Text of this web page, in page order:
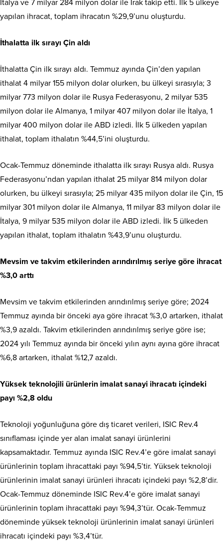
İtalya ve 7 milyar 284 milyon dolar ile Irak takip etti. İlk 5 ülkeye
yapılan ihracat, toplam ihracatın %29,9’unu oluşturdu.
İthalatta ilk sırayı Çin aldı
İthalatta Çin ilk sırayı aldı. Temmuz ayında Çin’den yapılan
ithalat 4 milyar 155 milyon dolar olurken, bu ülkeyi sırasıyla; 3
milyar 773 milyon dolar ile Rusya Federasyonu, 2 milyar 535
milyon dolar ile Almanya, 1 milyar 407 milyon dolar ile İtalya, 1
milyar 400 milyon dolar ile ABD izledi. İlk 5 ülkeden yapılan
ithalat, toplam ithalatın %44,5’ini oluşturdu.
Ocak-Temmuz döneminde ithalatta ilk sırayı Rusya aldı. Rusya
Federasyonu’ndan yapılan ithalat 25 milyar 814 milyon dolar
olurken, bu ülkeyi sırasıyla; 25 milyar 435 milyon dolar ile Çin, 15
milyar 301 milyon dolar ile Almanya, 11 milyar 83 milyon dolar ile
İtalya, 9 milyar 535 milyon dolar ile ABD izledi. İlk 5 ülkeden
yapılan ithalat, toplam ithalatın %43,9’unu oluşturdu.
Mevsim ve takvim etkilerinden arındırılmış seriye göre ihracat
%3,0 arttı
Mevsim ve takvim etkilerinden arındırılmış seriye göre; 2024
Temmuz ayında bir önceki aya göre ihracat %3,0 artarken, ithalat
%3,9 azaldı. Takvim etkilerinden arındırılmış seriye göre ise;
2024 yılı Temmuz ayında bir önceki yılın aynı ayına göre ihracat
%6,8 artarken, ithalat %12,7 azaldı.
Yüksek teknolojili ürünlerin imalat sanayi ihracatı içindeki
payı %2,8 oldu
Teknoloji yoğunluğuna göre dış ticaret verileri, ISIC Rev.4
sınıflaması içinde yer alan imalat sanayi ürünlerini
kapsamaktadır. Temmuz ayında ISIC Rev.4’e göre imalat sanayi
ürünlerinin toplam ihracattaki payı %94,5’tir. Yüksek teknoloji
ürünlerinin imalat sanayi ürünleri ihracatı içindeki payı %2,8’dir.
Ocak-Temmuz döneminde ISIC Rev.4’e göre imalat sanayi
ürünlerinin toplam ihracattaki payı %94,3’tür. Ocak-Temmuz
döneminde yüksek teknoloji ürünlerinin imalat sanayi ürünleri
ihracatı içindeki payı %3,4’tür.